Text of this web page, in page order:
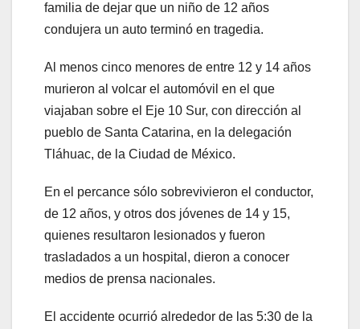
familia de dejar que un niño de 12 años
condujera un auto terminó en tragedia.
Al menos cinco menores de entre 12 y 14 años
murieron al volcar el automóvil en el que
viajaban sobre el Eje 10 Sur, con dirección al
pueblo de Santa Catarina, en la delegación
Tláhuac, de la Ciudad de México.
En el percance sólo sobrevivieron el conductor,
de 12 años, y otros dos jóvenes de 14 y 15,
quienes resultaron lesionados y fueron
trasladados a un hospital, dieron a conocer
medios de prensa nacionales.
El accidente ocurrió alrededor de las 5:30 de la